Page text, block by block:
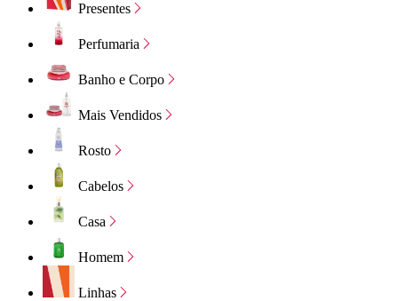
Presentes
Perfumaria
Banho e Corpo
Mais Vendidos
Rosto
Cabelos
Casa
Homem
Linhas